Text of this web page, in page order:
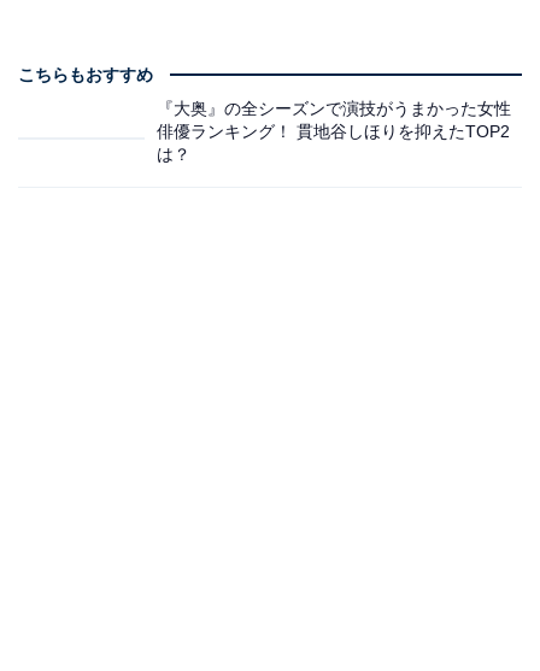
こちらもおすすめ
『大奥』の全シーズンで演技がうまかった女性
俳優ランキング！ 貫地谷しほりを抑えたTOP2
は？